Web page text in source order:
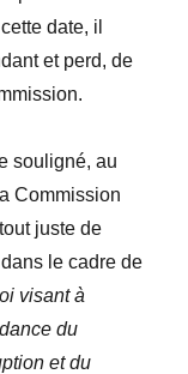
date, il
et perd, de
souligné, au
Commission
juste de
le cadre de
visant à
du
et du